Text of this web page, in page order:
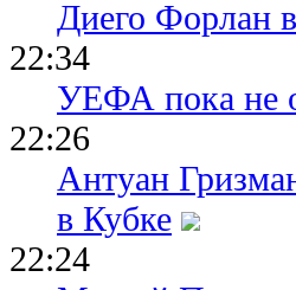
Диего Форлан
22:34
УЕФА пока не
22:26
Антуан
в Кубке
22:24